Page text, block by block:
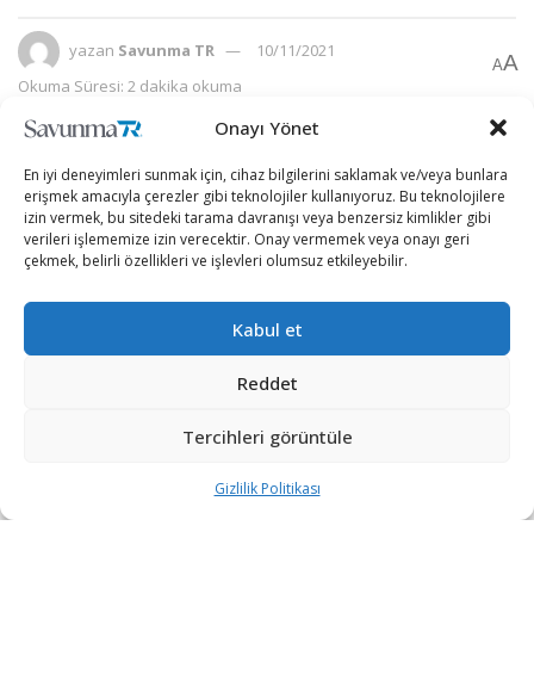
Onayı Yönet
En iyi deneyimleri sunmak için, cihaz bilgilerini saklamak ve/veya bunlara
erişmek amacıyla çerezler gibi teknolojiler kullanıyoruz. Bu teknolojilere
izin vermek, bu sitedeki tarama davranışı veya benzersiz kimlikler gibi
verileri işlememize izin verecektir. Onay vermemek veya onayı geri
çekmek, belirli özellikleri ve işlevleri olumsuz etkileyebilir.
Kabul et
Reddet
Tercihleri görüntüle
Gizlilik Politikası
yazan Savunma TR
10/11/2021
Okuma Süresi: 2 dakika okuma
AA
sanayiinin en önemli isimleri de yaptıkları açıklamalarla